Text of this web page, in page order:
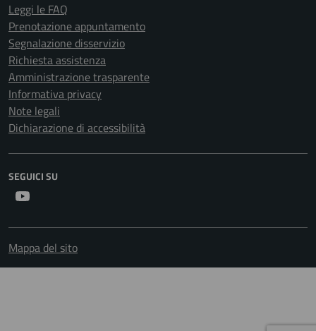
Leggi le FAQ
Prenotazione appuntamento
Segnalazione disservizio
Richiesta assistenza
Amministrazione trasparente
Informativa privacy
Note legali
Dichiarazione di accessibilità
SEGUICI SU
Mappa del sito